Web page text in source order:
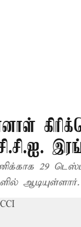
29
ஆடியுள்ளார்.